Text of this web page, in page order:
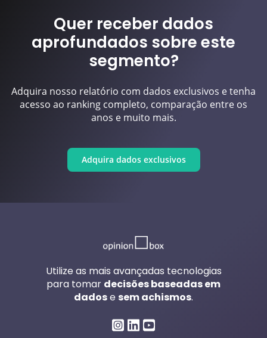
Quer receber dados
aprofundados sobre este
segmento?
Adquira nosso relatório com dados exclusivos e tenha
acesso ao ranking completo, comparação entre os
anos e muito mais.
Adquira dados exclusivos
Utilize as mais avançadas tecnologias
para tomar decisões baseadas em
dadose sem achismos.